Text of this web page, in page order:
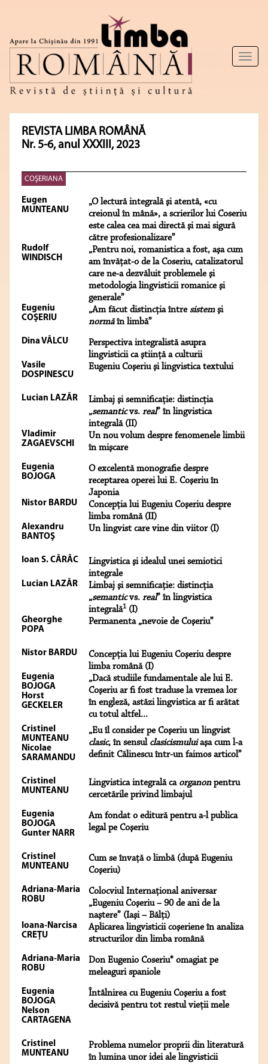
Toggle
REVISTA LIMBA ROMÂNĂ
Nr. 5-6, anul XXXIII, 2023
COŞERIANA
Eugen
MUNTEANU
„O lectură integrală şi atentă, «cu
creionul în mână», a scrierilor lui Coseriu
este calea cea mai directă şi mai sigură
către profesionalizare”
Rudolf
WINDISCH
„Pentru noi, romanistica a fost, aşa cum
am învăţat-o de la Coseriu, catalizatorul
care ne-a dezvăluit problemele şi
metodologia lingvisticii romanice şi
generale”
Eugeniu
COŞERIU
„Am făcut distincţia întresistemşi
normăîn limbă”
Dina VÂLCU
Perspectiva integralistă asupra
lingvisticii ca ştiinţă a culturii
Vasile
DOSPINESCU
Eugeniu Coşeriu şi lingvistica textului
Lucian LAZĂR
Limbaj şi semnificaţie: distincţia
„semanticvs. real” în lingvistica
integrală (II)
Vladimir
ZAGAEVSCHI
Un nou volum despre fenomenele limbii
în mişcare
Eugenia
BOJOGA
O excelentă monografie despre
receptarea operei lui E. Coşeriu în
Japonia
Nistor BARDU
Concepţia lui Eugeniu Coşeriu despre
limba română (II)
Alexandru
BANTOŞ
Un lingvist care vine din viitor (I)
Ioan S. CÂRÂC
Lingvistica şi idealul unei semiotici
integrale
Lucian LAZĂR
Limbaj şi semnificaţie: distincţia
„semanticvs. real” în lingvistica
integrală1 (I)
Gheorghe
POPA
Permanenta „nevoie de Coşeriu”
Nistor BARDU
Concepţia lui Eugeniu Coşeriu despre
limba română (I)
Eugenia
BOJOGA
Horst
GECKELER
„Dacă studiile fundamentale ale lui E.
Coşeriu ar fi fost traduse la vremea lor
în engleză, astăzi lingvistica ar fi arătat
cu totul altfel...
Cristinel
MUNTEANU
Nicolae
SARAMANDU
„Eu îl consider pe Coşeriu un lingvist
clasic, în sensul clasicismuluiaşa cum l-a
definit Călinescu într-un faimos articol”
Cristinel
MUNTEANU
Lingvistica integrală ca organonpentru
cercetările privind limbajul
Eugenia
BOJOGA
Gunter NARR
Am fondat o editură pentru a-l publica
legal pe Coşeriu
Cristinel
MUNTEANU
Cum se învaţă o limbă (după Eugeniu
Coşeriu)
Adriana-Maria
ROBU
Colocviul Internaţional aniversar
„Eugeniu Coşeriu – 90 de ani de la
naştere” (Iaşi – Bălţi)
Ioana-Narcisa
CREŢU
Aplicarea lingvisticii coşeriene în analiza
structurilor din limba română
Adriana-Maria
ROBU
Don Eugenio Coseriu* omagiat pe
meleaguri spaniole
Eugenia
BOJOGA
Nelson
CARTAGENA
Întâlnirea cu Eugeniu Coşeriu a fost
decisivă pentru tot restul vieţii mele
Cristinel
MUNTEANU
Problema numelor proprii din literatură
în lumina unor idei ale lingvisticii